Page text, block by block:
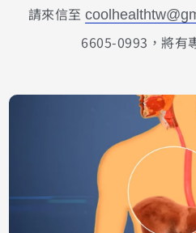
請來信至
6605-0993，將有